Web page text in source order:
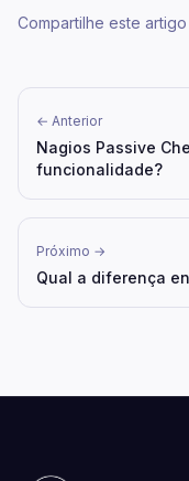
Compartilhe este artigo
← Anterior
Nagios Passive
funcionalidade?
Próximo →
Qual a diferença